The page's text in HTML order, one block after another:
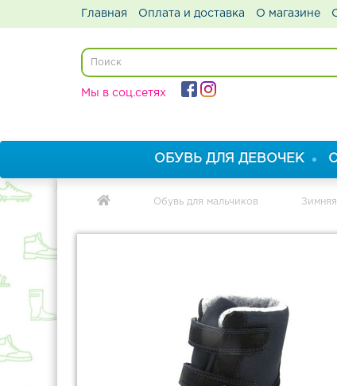
Главная Оплата и доставка О магазине
Мы в соц.сетях
ОБУВЬ ДЛЯ ДЕВОЧЕК
Обувь для мальчиков